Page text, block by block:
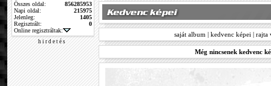
Összes oldal:
856285953
Napi oldal:
215975
Jelenleg:
1405
Regisztrált:
0
Online regisztráltak:
h i r d e t é s
saját album |kedvenc képei |rajta
Még nincsenek kedvenc